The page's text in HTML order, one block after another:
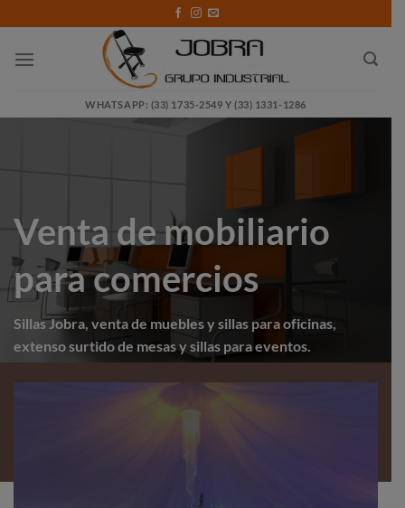
al
contenido
WHATSAPP: (33) 1735-2549 Y (33) 1331-1286
Venta de mobiliario
para comercios
Sillas Jobra, venta de muebles y sillas para oficinas,
extenso surtido de mesas y sillas para eventos.